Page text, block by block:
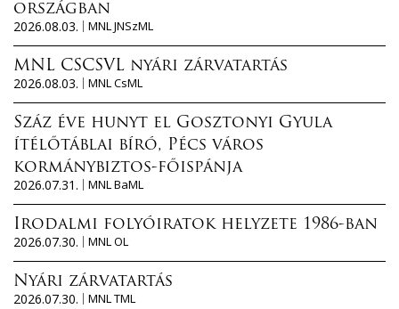
országban
2026.08.03.
MNL JNSzML
MNL CSCSVL nyári zárvatartás
2026.08.03.
MNL CsML
Száz éve hunyt el Gosztonyi Gyula
ítélőtáblai bíró, Pécs város
kormánybiztos-főispánja
2026.07.31.
MNL BaML
Irodalmi folyóiratok helyzete 1986-ban
2026.07.30.
MNL OL
Nyári zárvatartás
2026.07.30.
MNL TML